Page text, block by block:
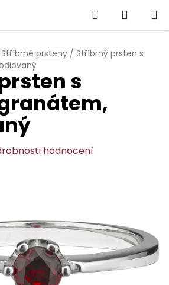
Hledat
KOŠÍK
Stříbrné prsteny / Stříbrný prsten s
s
hodnocení